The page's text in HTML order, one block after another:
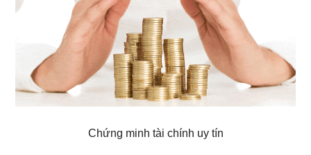
Chứng minh tài chính uy tín